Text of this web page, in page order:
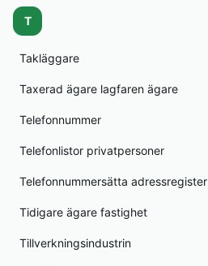
T
Takläggare
Taxerad ägare lagfaren ägare
Telefonnummer
Telefonlistor privatpersoner
Telefonnummersätta adressregister
Tidigare ägare fastighet
Tillverkningsindustrin